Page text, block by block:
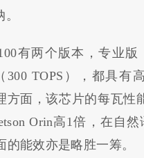
有两个版本，专业版
300 TOPS），都具有
方面，该芯片的每瓦性
Orin高1倍，在自然
的能效亦是略胜一筹。